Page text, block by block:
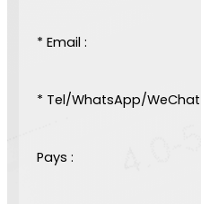
* Email :
* Tel/WhatsApp/WeChat
Pays :